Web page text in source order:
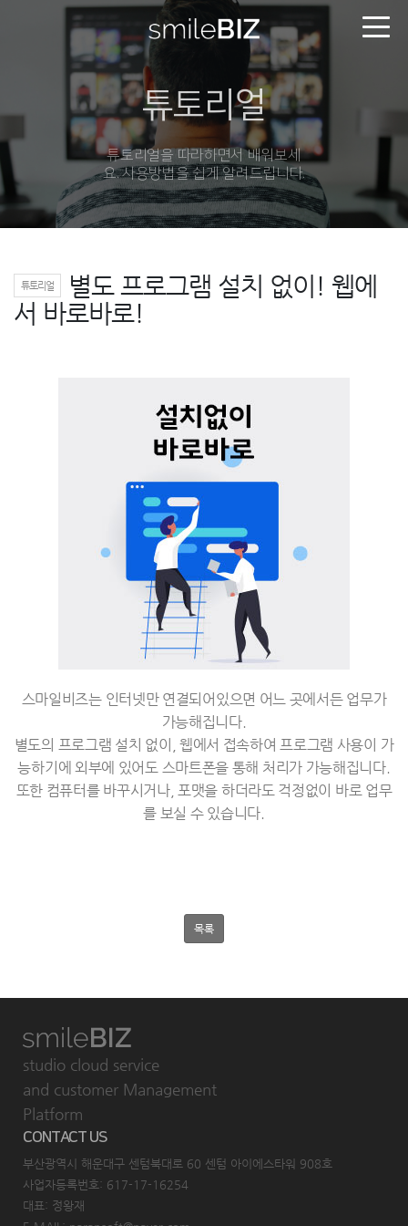
튜토리얼
튜토리얼을 따라하면서 배워보세
요. 사용방법을 쉽게 알려드립니다.
튜토리얼
별도 프로그램 설치 없이! 웹에
서 바로바로!
스마일비즈는 인터넷만 연결되어있으면 어느 곳에서든 업무가
가능해집니다.
별도의 프로그램 설치 없이, 웹에서 접속하여 프로그램 사용이 가
능하기에 외부에 있어도 스마트폰을 통해 처리가 가능해집니다.
또한 컴퓨터를 바꾸시거나, 포맷을 하더라도 걱정없이 바로 업무
를 보실 수 있습니다.
studio cloud service
and customer Management
Platform
CONTACT US
부산광역시 해운대구 센텀북대로 60 센텀 아이에스타워 908호
사업자등록번호: 617-17-16254
대표: 정왕재